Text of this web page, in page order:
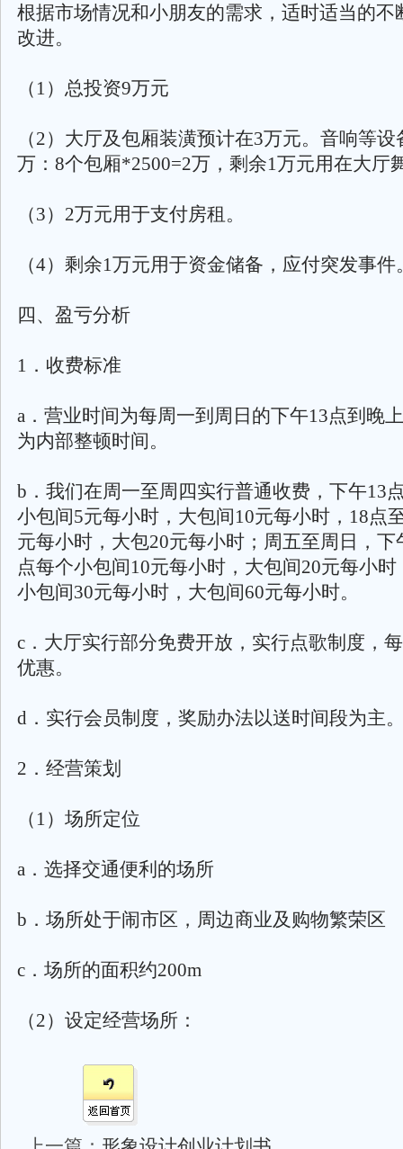
根据市场情况和小朋友的需求，适时适当的不
改进。
（1）总投资9万元
（2）大厅及包厢装潢预计在3万元。音响等
万：8个包厢*2500=2万，剩余1万元用在大厅
（3）2万元用于支付房租。
（4）剩余1万元用于资金储备，应付突发事件
四、盈亏分析
1．收费标准
a．营业时间为每周一到周日的下午13点到晚
为内部整顿时间。
b．我们在周一至周四实行普通收费，下午13
小包间5元每小时，大包间10元每小时，18点
元每小时，大包20元每小时；周五至周日，下
点每个小包间10元每小时，大包间20元每小时
小包间30元每小时，大包间60元每小时。
c．大厅实行部分免费开放，实行点歌制度，
优惠。
d．实行会员制度，奖励办法以送时间段为主
2．经营策划
（1）场所定位
a．选择交通便利的场所
b．场所处于闹市区，周边商业及购物繁荣区
c．场所的面积约200m
（2）设定经营场所：